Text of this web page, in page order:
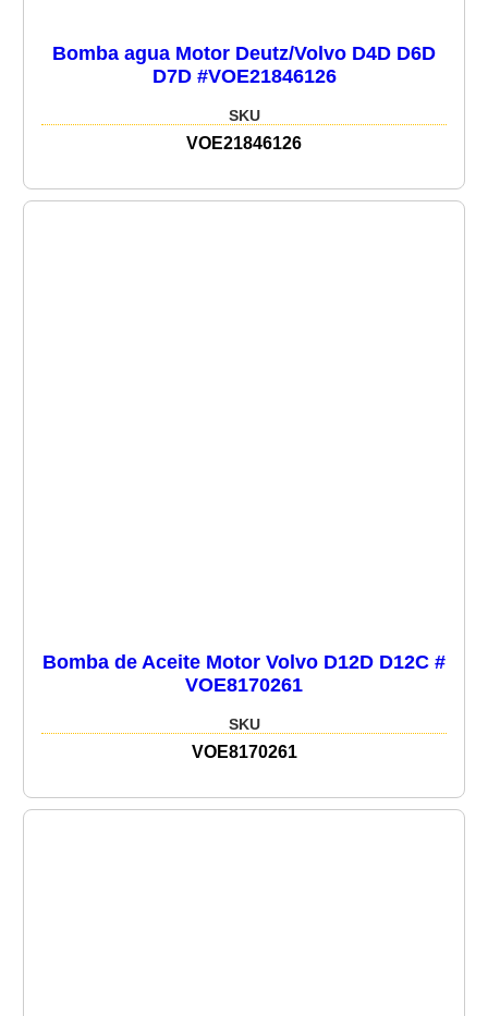
Bomba agua Motor Deutz/Volvo D4D D6D
D7D #VOE21846126
SKU
VOE21846126
Bomba de Aceite Motor Volvo D12D D12C #
VOE8170261
SKU
VOE8170261